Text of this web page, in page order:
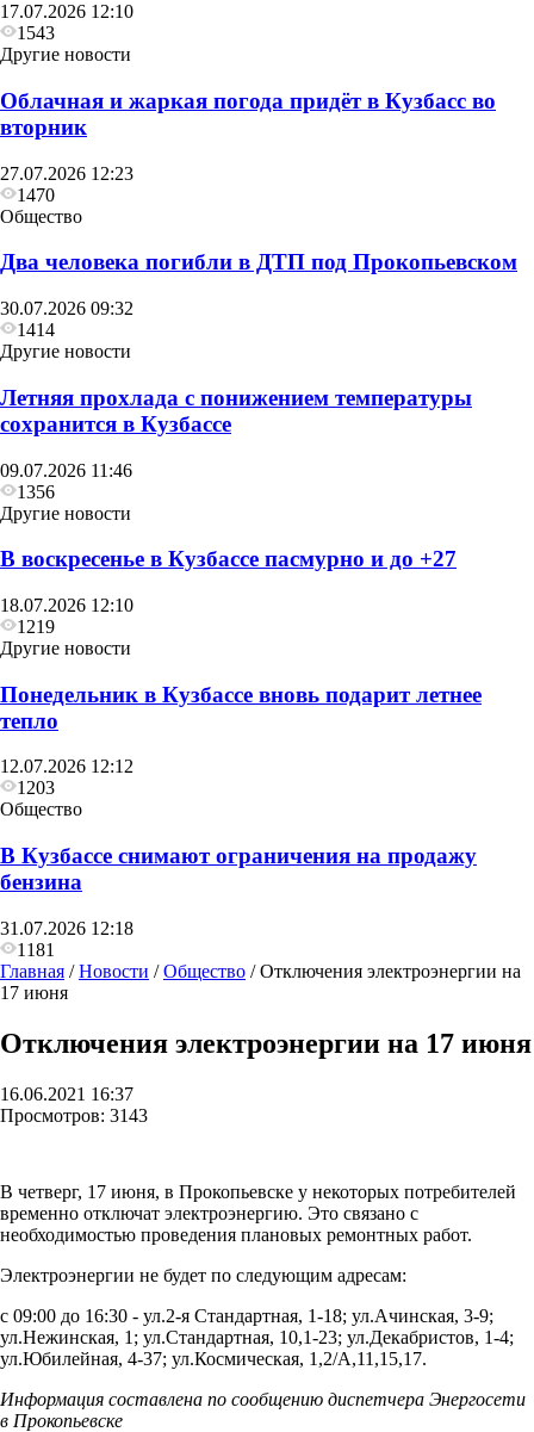
17.07.2026 12:10
1543
Другие новости
Облачная и жаркая погода придёт в Кузбасс во
вторник
27.07.2026 12:23
1470
Общество
Два человека погибли в ДТП под Прокопьевском
30.07.2026 09:32
1414
Другие новости
Летняя прохлада с понижением температуры
сохранится в Кузбассе
09.07.2026 11:46
1356
Другие новости
В воскресенье в Кузбассе пасмурно и до +27
18.07.2026 12:10
1219
Другие новости
Понедельник в Кузбассе вновь подарит летнее
тепло
12.07.2026 12:12
1203
Общество
В Кузбассе снимают ограничения на продажу
бензина
31.07.2026 12:18
1181
Главная /Новости /Общество /Отключения электроэнергии на
17 июня
Отключения электроэнергии на 17 июня
16.06.2021 16:37
Просмотров: 3143
В четверг, 17 июня, в Прокопьевске у некоторых потребителей
временно отключат электроэнергию. Это связано с
необходимостью проведения плановых ремонтных работ.
Электроэнергии не будет по следующим адресам:
с 09:00 до 16:30 - ул.2-я Стандартная, 1-18; ул.Ачинская, 3-9;
ул.Нежинская, 1; ул.Стандартная, 10,1-23; ул.Декабристов, 1-4;
ул.Юбилейная, 4-37; ул.Космическая, 1,2/А,11,15,17.
Информация составлена по сообщению диспетчера Энергосети
в Прокопьевске